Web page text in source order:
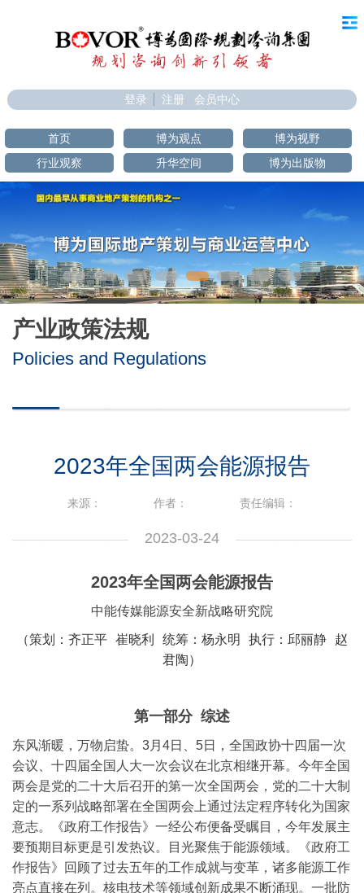
登录 注册 会员中心
首页 博为观点
博为视野
行业观察
升华空间 博为出版物
产业政策法规
Policies and Regulations
2023年全国两会能源报告
来源： 作者： 责任编辑：
2023-03-24
2023年全国两会能源报告
中能传媒能源安全新战略研究院
（策划：齐正平 崔晓利 统筹：杨永明 执行：邱丽静 赵
君陶）
第一部分 综述
东风渐暖，万物启蛰。3月4日、5日，全国政协十四届一次
会议、十四届全国人大一次会议在北京相继开幕。今年全国
两会是党的二十大后召开的第一次全国两会，党的二十大制
定的一系列战略部署在全国两会上通过法定程序转化为国家
意志。《政府工作报告》一经公布便备受瞩目，今年发展主
要预期目标更是引发热议。
目光聚焦于能源领域。《政府工
作报告》回顾了过去五年的工作成就与变革，诸多能源工作
亮点直接在列。核电技术等领域创新成果不断涌现。一批防